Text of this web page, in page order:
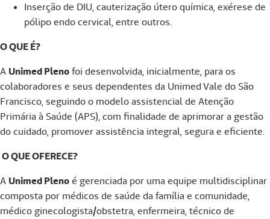
Inserção de DIU, cauterização útero química, exérese de
pólipo endo cervical, entre outros.
O QUE É?
A Unimed Plenofoi desenvolvida, inicialmente, para os
colaboradores e seus dependentes da Unimed Vale do São
Francisco, seguindo o modelo assistencial de Atenção
Primária à Saúde (APS), com finalidade de aprimorar a gestão
do cuidado, promover assistência integral, segura e eficiente.
O QUE OFERECE?
A Unimed Plenoé gerenciada por uma equipe multidisciplinar
composta por médicos de saúde da família e comunidade,
médico ginecologista/obstetra, enfermeira, técnico de